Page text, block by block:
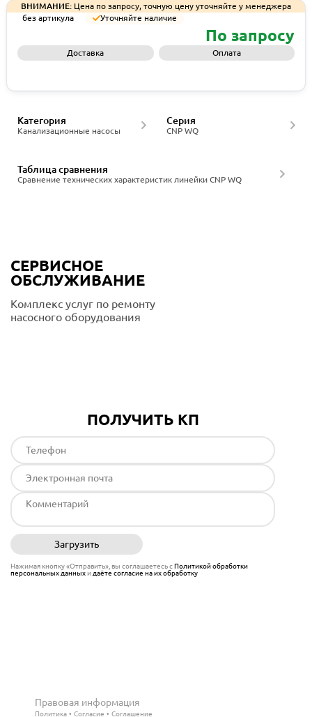
ВНИМАНИЕ: Цена по запросу, точную цену уточняйте у менеджера
без артикула
Уточняйте наличие
По запросу
Доставка Оплата
Канализационные насосы
Категория
CNP WQ
Серия
Сравнение технических характеристик линейки CNP WQ
Таблица сравнения
СЕРВИСНОЕ
ОБСЛУЖИВАНИЕ
Комплекс услуг по ремонту
насосного оборудования
ПОЛУЧИТЬ КП
Загрузить
Нажимая кнопку «Отправить», вы соглашаетесь сПолитикой обработки
персональных данныхи даёте согласие на их обработку
Правовая информация
Политика Согласие Соглашение